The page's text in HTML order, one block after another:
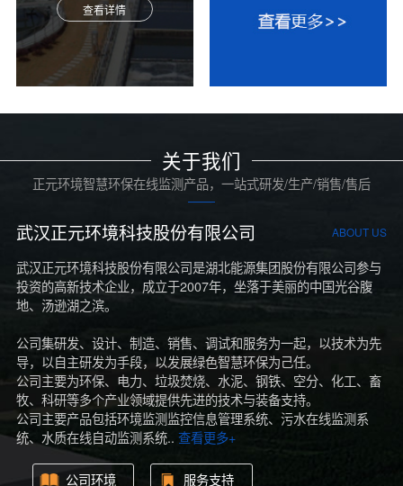
查看详情
关于我们
正元环境智慧环保在线监测产品，一站式研发/生产/销售/售后
武汉正元环境科技股份有限公司 ABOUT US
武汉正元环境科技股份有限公司是湖北能源集团股份有限公司参与
投资的高新技术企业，成立于2007年，坐落于美丽的中国光谷腹
地、汤逊湖之滨。
公司集研发、设计、制造、销售、调试和服务为一起，以技术为先
导，以自主研发为手段，以发展绿色智慧环保为己任。
公司主要为环保、电力、垃圾焚烧、水泥、钢铁、空分、化工、畜
牧、科研等多个产业领域提供先进的技术与装备支持。
公司主要产品包括环境监测监控信息管理系统、污水在线监测系
统、水质在线自动监测系统.. 查看更多+
公司环境 服务支持